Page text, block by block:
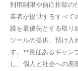
利用制限や自己排除の
業者が提供するすべて
護を最優先とする取り
ツールの提供、預け入
す。**責任あるギャン
し、個人と社会への